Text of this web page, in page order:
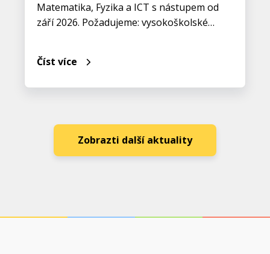
Matematika, Fyzika a ICT s nástupem od
září 2026. Požadujeme: vysokoškolské…
Číst více
Zobrazti další aktuality